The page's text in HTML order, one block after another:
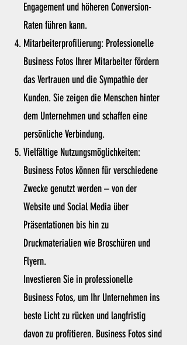
Engagement und höheren Conversion-
Raten führen kann.
Mitarbeiterprofilierung: Professionelle
Business Fotos Ihrer Mitarbeiter fördern
das Vertrauen und die Sympathie der
Kunden. Sie zeigen die Menschen hinter
dem Unternehmen und schaffen eine
persönliche Verbindung.
Vielfältige Nutzungsmöglichkeiten:
Business Fotos können für verschiedene
Zwecke genutzt werden – von der
Website und Social Media über
Präsentationen bis hin zu
Druckmaterialien wie Broschüren und
Flyern.
Investieren Sie in professionelle
Business Fotos, um Ihr Unternehmen ins
beste Licht zu rücken und langfristig
davon zu profitieren. Business Fotos sind